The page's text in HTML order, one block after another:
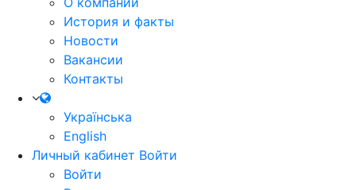
История и факты
Новости
Вакансии
Контакты
Українська
English
Личный кабинет Войти
Войти